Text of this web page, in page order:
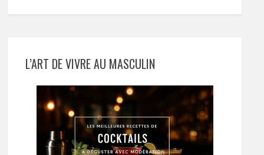
L’ART DE VIVRE AU MASCULIN